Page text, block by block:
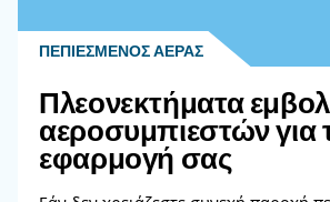
Διαβάστε
θέματα